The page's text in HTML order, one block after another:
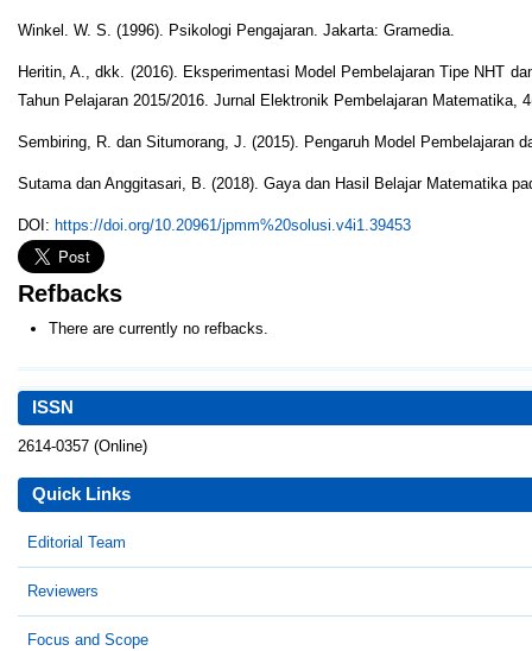
ISSN
2614-0357 (Online)
Quick Links
Editorial Team
Reviewers
Focus and Scope
Winkel. W. S. (1996). Psikologi Pengajaran. Jakarta: Gramedia.
Heritin, A., dkk. (2016). Eksperimentasi Model Pembelajaran Tipe NHT
Tahun Pelajaran 2015/2016. Jurnal Elektronik Pembelajaran Matematika,
Sembiring, R. dan Situmorang, J. (2015). Pengaruh Model Pembelajaran
Sutama dan Anggitasari, B. (2018). Gaya dan Hasil Belajar Matematika
DOI: https://doi.org/10.20961/jpmm%20solusi.v4i1.39453
Refbacks
There are currently no refbacks.